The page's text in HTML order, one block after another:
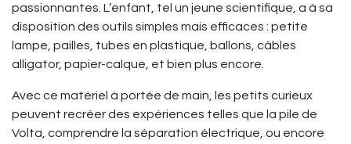
passionnantes. L’enfant, tel un jeune scientifique, a à sa
disposition des outils simples mais efficaces : petite
lampe, pailles, tubes en plastique, ballons, câbles
alligator, papier-calque, et bien plus encore.
Avec ce matériel à portée de main, les petits curieux
peuvent recréer des expériences telles que la pile de
Volta, comprendre la séparation électrique, ou encore